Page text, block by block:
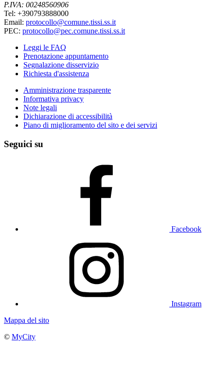
P.IVA: 00248560906
Tel: +390793888000
Email: protocollo@comune.tissi.ss.it
PEC: protocollo@pec.comune.tissi.ss.it
Leggi le FAQ
Prenotazione appuntamento
Segnalazione disservizio
Richiesta d'assistenza
Amministrazione trasparente
Informativa privacy
Note legali
Dichiarazione di accessibilità
Piano di miglioramento del sito e dei servizi
Seguici su
Facebook
Instagram
Mappa del sito
© MyCity